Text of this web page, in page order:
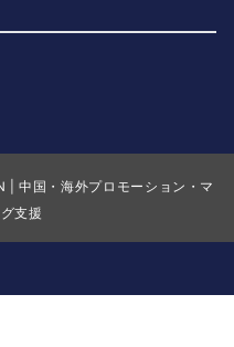
| 中国・海外プロモーション・マ
支援